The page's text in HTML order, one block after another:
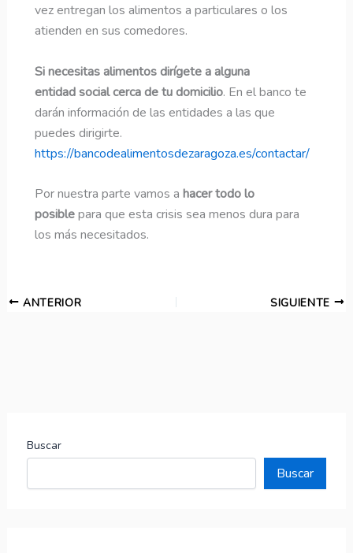
vez entregan los alimentos a particulares o los
atienden en sus comedores.
Si necesitas alimentos dirígete a alguna
entidad social cerca de tu domicilio. En el banco te
darán información de las entidades a las que
puedes dirigirte.
https://bancodealimentosdezaragoza.es/contactar/
Por nuestra parte vamos a hacer todo lo
posiblepara que esta crisis sea menos dura para
los más necesitados.
ANTERIOR SIGUIENTE
Buscar
Buscar